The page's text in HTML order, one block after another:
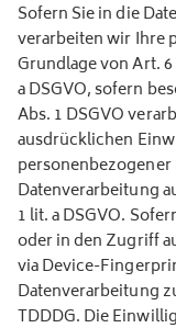
Sofern Sie in die
verarbeiten wir Ihre
Grundlage von Art. 6
a DSGVO, sofern
Abs. 1 DSGVO
ausdrücklichen
Datenverarbeitung
1 lit. a DSGVO.
oder in den Zugriff
via Device-
Datenverarbeitung
TDDDG. Die